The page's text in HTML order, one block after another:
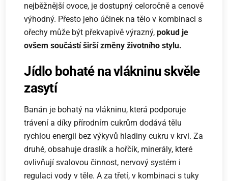
nejběžnější ovoce, je dostupný celoročně a cenově
výhodný. Přesto jeho účinek na tělo v kombinaci s
ořechy může být překvapivě výrazný, pokud je
ovšem součástí širší změny životního stylu.
Jídlo bohaté na vlákninu skvěle
zasytí
Banán je bohatý na vlákninu, která podporuje
trávení a díky přírodním cukrům dodává tělu
rychlou energii bez výkyvů hladiny cukru v krvi. Za
druhé, obsahuje draslík a hořčík, minerály, které
ovlivňují svalovou činnost, nervový systém i
regulaci vody v těle. A za třetí, v kombinaci s tuky